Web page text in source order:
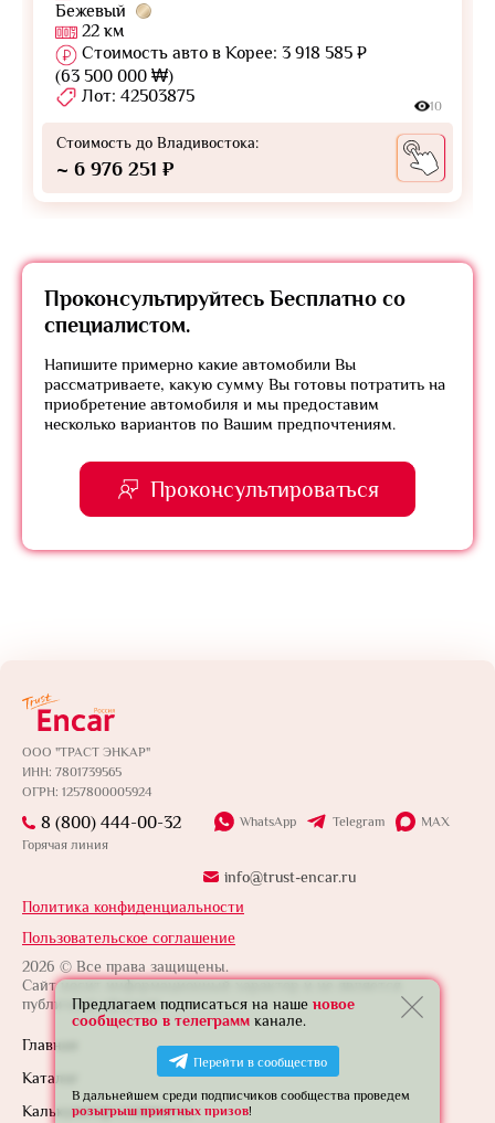
Бежевый
22 км
Стоимость авто в Корее: 3 918 585 ₽
(63 500 000 ₩)
Лот: 42503875
10
Стоимость до Владивостока:
~ 6 976 251 ₽
Проконсультируйтесь Бесплатно со
специалистом.
Напишите примерно какие автомобили Вы
рассматриваете, какую сумму Вы готовы потратить на
приобретение автомобиля и мы предоставим
несколько вариантов по Вашим предпочтениям.
Проконсультироваться
ООО "ТРАСТ ЭНКАР"
ИНН: 7801739565
ОГРН: 1257800005924
Политика конфиденциальности
Пользовательское соглашение
2026 © Все права защищены.
Сайт носит информационный характер и не является
публичной офертой.
Главная
Каталог
Калькулятор стоимости
8 (800) 444-00-32
Горячая линия
WhatsApp Telegram MAX
info@trust-encar.ru
Предлагаем подписаться на наше новое
сообщество в телеграмм канале.
Перейти в сообщество
В дальнейшем среди подписчиков сообщества проведем
розыгрыш приятных призов!